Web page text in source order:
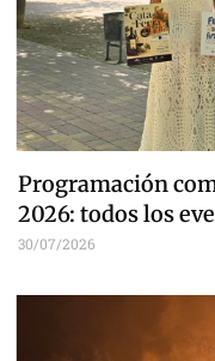
Programación
2026: todos los
30/07/2026